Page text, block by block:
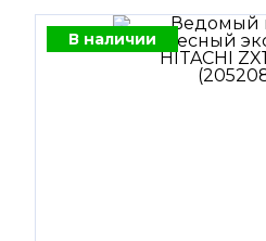
В наличии